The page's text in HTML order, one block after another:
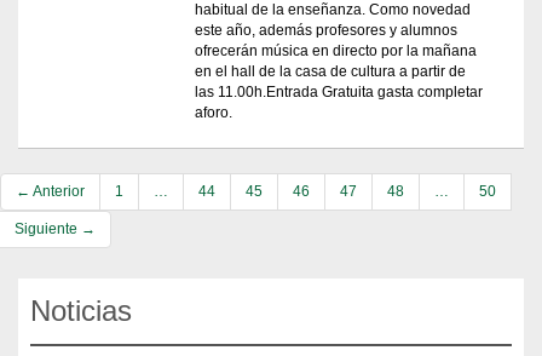
habitual de la enseñanza. Como novedad
este año, además profesores y alumnos
ofrecerán música en directo por la mañana
en el hall de la casa de cultura a partir de
las 11.00h.Entrada Gratuita gasta completar
aforo.
← Anterior 1 … 44 45 46 47 48 … 50
Siguiente →
Noticias